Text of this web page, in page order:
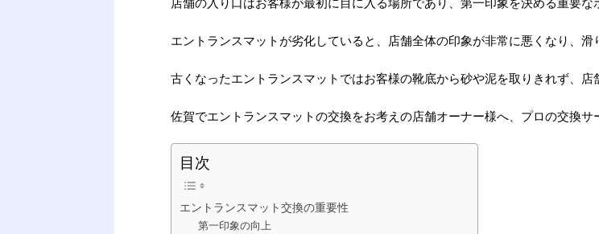
エントランスマットが劣化していると、店舗全体の印象が非常に悪くなり、
古くなったエントランスマットではお客様の靴底から砂や泥を取りきれず、店
佐賀でエントランスマットの交換をお考えの店舗オーナー様へ、プロの交換サ
目次
エントランスマット交換の重要性
第一印象の向上